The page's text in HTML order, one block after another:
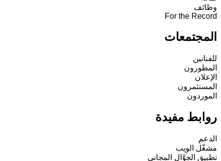
وظائف
For the Record
المجتمعات
للفنانين
المطورون
الإعلان
المستثمرون
الموردون
روابط مفيدة
الدعم
مشغّل الويب
تطبيق الجوَّال المجاني